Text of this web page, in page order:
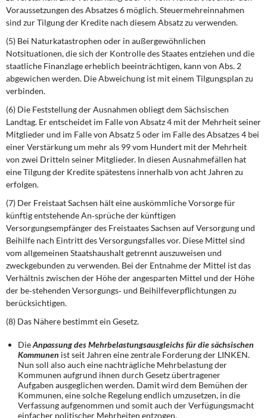
Voraussetzungen des Absatzes 6 möglich. Steuermehreinnahmen
sind zur Tilgung der Kredite nach diesem Absatz zu verwenden.
(5) Bei Naturkatastrophen oder in außergewöhnlichen
Notsituationen, die sich der Kontrolle des Staates entziehen und die
staatliche Finanzlage erheblich beeinträchtigen, kann von Abs. 2
abgewichen werden. Die Abweichung ist mit einem Tilgungsplan zu
verbinden.
(6) Die Feststellung der Ausnahmen obliegt dem Sächsischen
Landtag. Er entscheidet im Falle von Absatz 4 mit der Mehrheit seiner
Mitglieder und im Falle von Absatz 5 oder im Falle des Absatzes 4 bei
einer Verstärkung um mehr als 99 vom Hundert mit der Mehrheit
von zwei Dritteln seiner Mitglieder. In diesen Ausnahmefällen hat
eine Tilgung der Kredite spätestens innerhalb von acht Jahren zu
erfolgen.
(7) Der Freistaat Sachsen hält eine auskömmliche Vorsorge für
künftig entstehende An‐sprüche der künftigen
Versorgungsempfänger des Freistaates Sachsen auf Versorgung und
Beihilfe nach Eintritt des Versorgungsfalles vor. Diese Mittel sind
vom allgemeinen Staatshaushalt getrennt auszuweisen und
zweckgebunden zu verwenden. Bei der Entnahme der Mittel ist das
Verhältnis zwischen der Höhe der angesparten Mittel und der Höhe
der be‐stehenden Versorgungs‐ und Beihilfeverpflichtungen zu
berücksichtigen.
(8) Das Nähere bestimmt ein Gesetz.
DieAnpassung des Mehrbelastungsausgleichs für die sächsischen
Kom­munen ist seit Jahren eine zentrale Forderung der LINKEN.
Nun soll also auch eine nachträgliche Mehrbelastung der
Kommunen aufgrund ihnen durch Gesetz übertragener
Aufgaben ausgeglichen werden. Damit wird dem Bemühen der
Kommunen, eine solche Regelung endlich umzusetzen, in die
Verfassung aufgenommen und somit auch der Verfügungsmacht
einfacher politischer Mehrheiten entzogen.